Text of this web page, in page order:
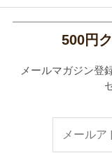
500円
メールマガジン登